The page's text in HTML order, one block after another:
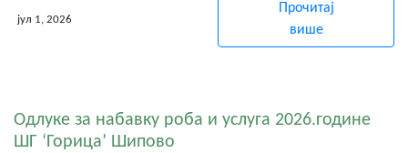
јул 1, 2026
Прочитај
више
Одлуке за набавку роба и услуга 2026.године
ШГ ‘Горица’ Шипово